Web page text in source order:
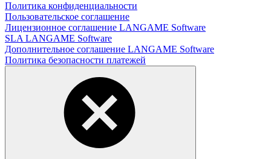
Политика конфиденциальности
Пользовательское соглашение
Лицензионное соглашение LANGAME Software
SLA LANGAME Software
Дополнительное соглашение LANGAME Software
Политика безопасности платежей